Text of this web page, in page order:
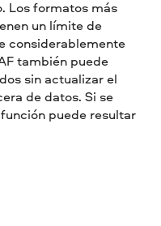
Los formatos más
un límite de
considerablemente
también puede
sin actualizar el
de datos. Si se
puede resultar